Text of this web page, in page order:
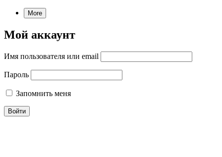
More
Мой аккаунт
Имя пользователя или email
Пароль
Запомнить меня